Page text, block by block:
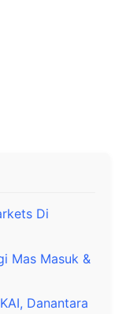
Di
Mas Masuk &
Danantara